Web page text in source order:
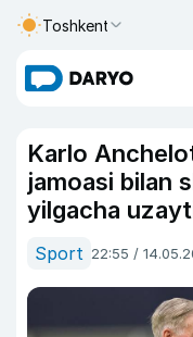
Toshkent
Karlo
jamoasi bilan
yilgacha
Sport 22:55 /